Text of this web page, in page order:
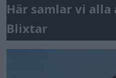
Här samlar vi
Blixtar